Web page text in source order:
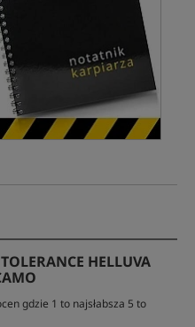
HELLUVA
gdzie 1 to najsłabsza 5 to